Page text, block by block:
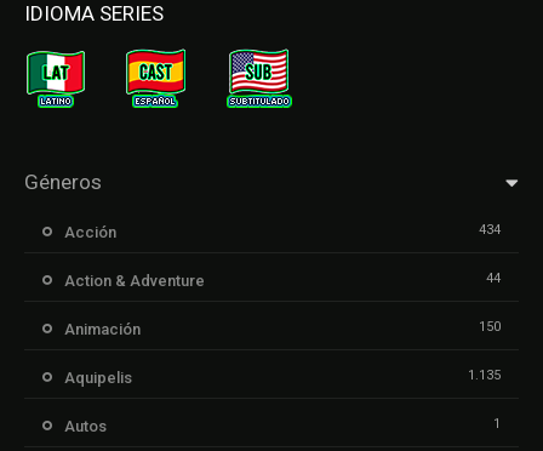
IDIOMA SERIES
Géneros
Acción 434
Action & Adventure 44
Animación 150
Aquipelis 1.135
Autos 1